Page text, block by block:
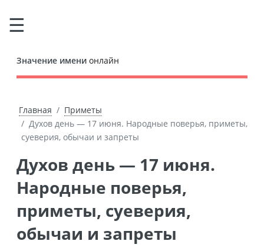
Значение имени онлайн
Главная
Приметы
Духов день — 17 июня. Народные поверья, приметы,
суеверия, обычаи и запреты
Духов день — 17 июня.
Народные поверья,
приметы, суеверия,
обычаи и запреты